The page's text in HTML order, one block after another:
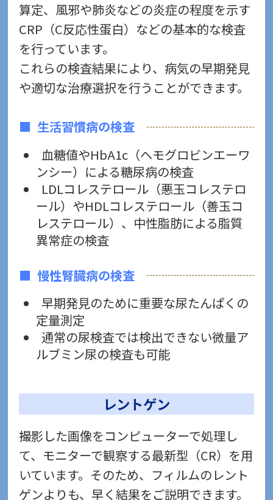
算定、風邪や肺炎などの炎症の程度を示す
CRP（C反応性蛋白）などの基本的な検査
を行っています。
これらの検査結果により、病気の早期発見
や適切な治療選択を行うことができます。
生活習慣病の検査
血糖値やHbA1c（ヘモグロビンエーワ
ンシー）による糖尿病の検査
LDLコレステロール（悪玉コレステロ
ール）やHDLコレステロール（善玉コ
レステロール）、中性脂肪による脂質
異常症の検査
慢性腎臓病の検査
早期発見のために重要な尿たんぱくの
定量測定
通常の尿検査では検出できない微量ア
ルブミン尿の検査も可能
レントゲン
撮影した画像をコンピューターで処理し
て、モニターで観察する最新型（CR）を用
いています。そのため、フィルムのレント
ゲンよりも、早く結果をご説明できます。